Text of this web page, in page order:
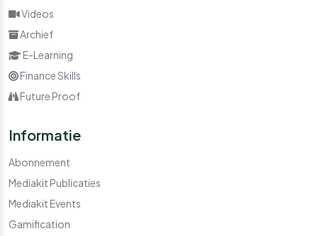
Videos
Archief
E-Learning
Finance Skills
Future Proof
Informatie
Abonnement
Mediakit Publicaties
Mediakit Events
Gamification